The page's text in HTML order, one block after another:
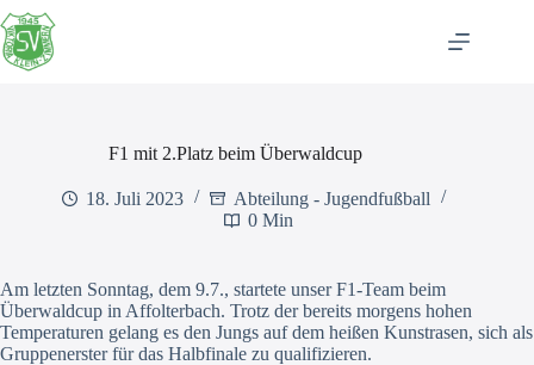
Zum
Inhalt
springen
F1 mit 2.Platz beim Überwaldcup
18. Juli 2023
Abteilung - Jugendfußball
0 Min
Am letzten Sonntag, dem 9.7., startete unser F1-Team beim
Überwaldcup in Affolterbach. Trotz der bereits morgens hohen
Temperaturen gelang es den Jungs auf dem heißen Kunstrasen, sich als
Gruppenerster für das Halbfinale zu qualifizieren.